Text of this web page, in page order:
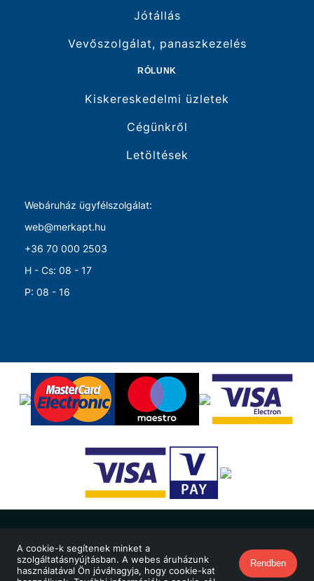
A cookie-k segítenek minket a
szolgáltatásnyújtásban. A webes áruházunk
használatával Ön jóváhagyja, hogy cookie-kat
Rendben
Jótállás
Vevőszolgálat, panaszkezelés
RÓLUNK
Kiskereskedelmi üzletek
Cégünkről
Letöltések
Webáruház ügyfélszolgálat:
web@merkapt.hu
+36 70 000 2503
H - Cs: 08 - 17
P: 08 - 16
© Merkapt Zrt. 2026 Minden jog fenntartva!
Oldalt készítette:Vector Kft.